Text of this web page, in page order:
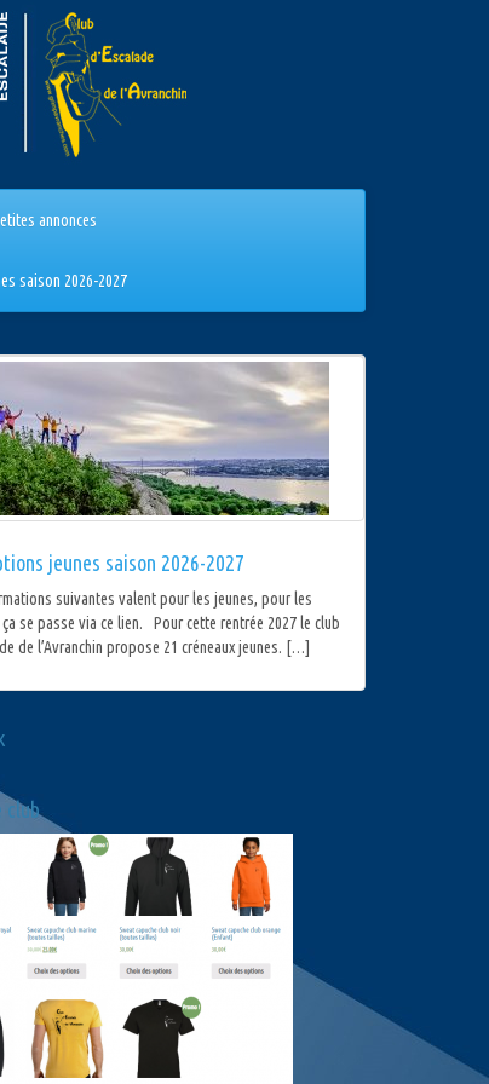
annonces
saison 2026-2027
jeunes saison 2026-2027
suivantes valent pour les jeunes, pour les
se passe via ce lien. Pour cette rentrée 2027 le club
de l’Avranchin propose 21 créneaux jeunes. […]
club